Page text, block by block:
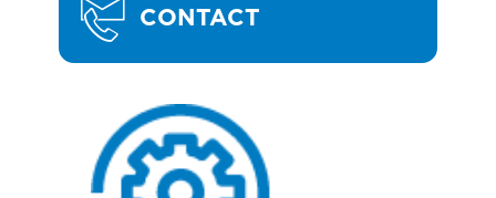
CONTACT